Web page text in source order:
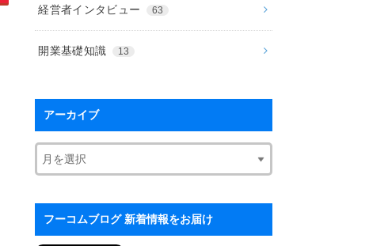
経営者インタビュー 63
開業基礎知識 13
アーカイブ
フーコムブログ 新着情報をお届け